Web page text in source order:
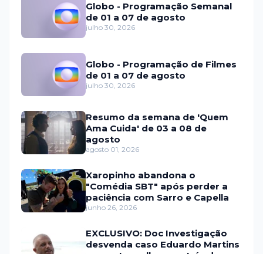
Globo - Programação Semanal
de 01 a 07 de agosto
julho 30, 2026
Globo - Programação de Filmes
de 01 a 07 de agosto
julho 30, 2026
Resumo da semana de 'Quem
Ama Cuida' de 03 a 08 de
agosto
agosto 01, 2026
Xaropinho abandona o
"Comédia SBT" após perder a
paciência com Sarro e Capella
junho 26, 2026
EXCLUSIVO: Doc Investigação
desvenda caso Eduardo Martins